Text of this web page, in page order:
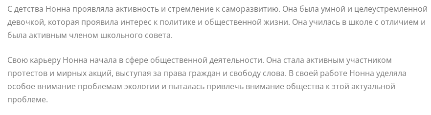
С детства Нонна проявляла активность и стремление к саморазвитию. Она была умной и целеустремленной
девочкой, которая проявила интерес к политике и общественной жизни. Она училась в школе с отличием и
была активным членом школьного совета.
Свою карьеру Нонна начала в сфере общественной деятельности. Она стала активным участником
протестов и мирных акций, выступая за права граждан и свободу слова. В своей работе Нонна уделяла
особое внимание проблемам экологии и пыталась привлечь внимание общества к этой актуальной
проблеме.